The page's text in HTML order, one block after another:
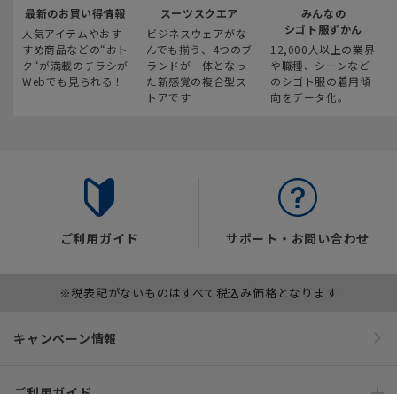
最新のお買い得情報
人気アイテムやおす
すめ商品などの“おト
ク“が満載のチラシが
Webでも見られる！
スーツスクエア
ビジネスウェアがな
んでも揃う、4つのブ
ランドが一体となっ
た新感覚の複合型ス
トアです
みんなの
シゴト服ずかん
12,000人以上の業界
や職種、シーンなど
のシゴト服の着用傾
向をデータ化。
ご利用ガイド サポート・お問い合わせ
※税表記がないものはすべて税込み価格となります
キャンペーン情報